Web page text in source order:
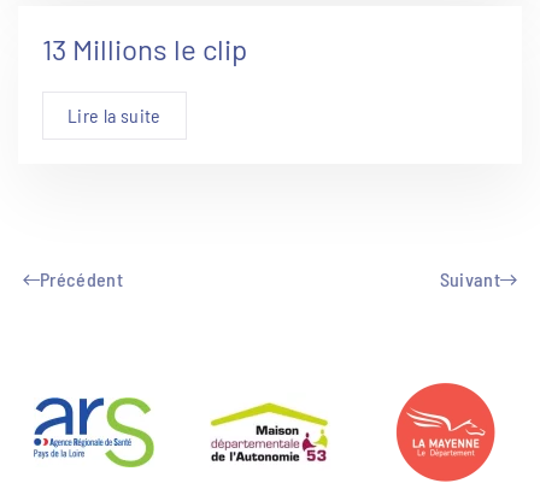
13 Millions le clip
Lire la suite
Précédent Suivant